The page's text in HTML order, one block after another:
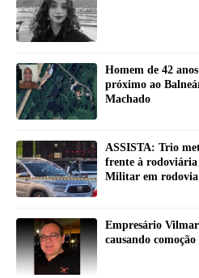
Homem de 42
próximo ao
Machado
ASSISTA: Trio
frente à
Militar em rodovia
Empresário
causando